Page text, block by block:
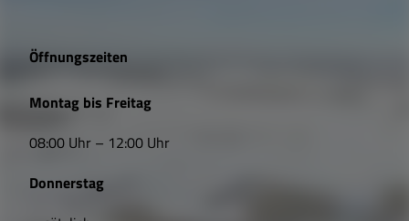
e
L
n
k
Öffnungszeiten
Montag bis Freitag
08:00 Uhr – 12:00 Uhr
Donnerstag